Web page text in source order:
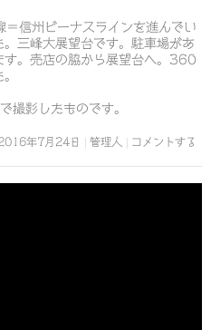
信州ビーナスラインを進んでい
三峰大展望台です。駐車場があ
す。売店の脇から展望台へ。360
で撮影したものです。
年7月24日 管理人 コメントする